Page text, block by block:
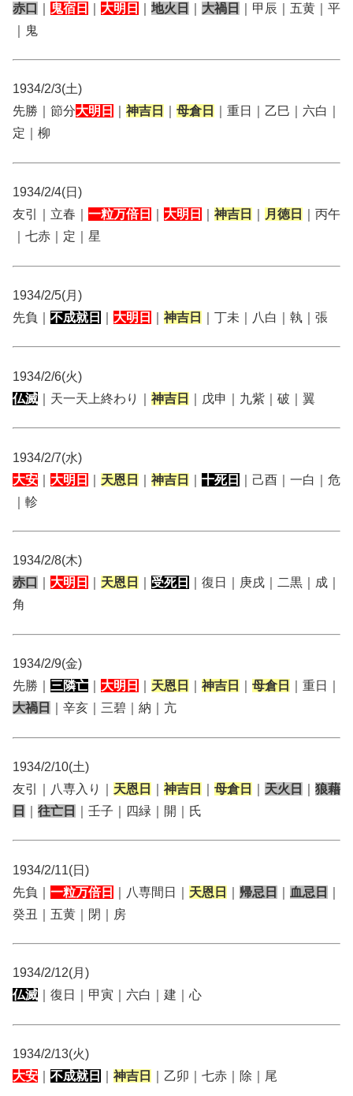
赤口
鬼宿日 大明日 地火日 大禍日
｜甲辰｜五黄｜平
｜鬼
1934/2/3(土)
先勝｜節分大明日 神吉日 母倉日
｜重日｜乙巳｜六白｜
定｜柳
1934/2/4(日)
友引｜立春｜ 一粒万倍日 大明日 神吉日 月徳日
｜丙午
｜七赤｜定｜星
1934/2/5(月)
先負｜ 不成就日 大明日 神吉日 ｜丁未｜八白｜執｜張
1934/2/6(火)
仏滅 ｜天一天上終わり｜ 神吉日 ｜戊申｜九紫｜破｜翼
1934/2/7(水)
大安
大明日 天恩日 神吉日 十死日
｜己酉｜一白｜危
｜軫
1934/2/8(木)
赤口
大明日 天恩日 受死日
｜復日｜庚戌｜二黒｜成｜
角
1934/2/9(金)
先勝｜ 三隣亡 大明日 天恩日 神吉日 母倉日
｜重日｜
大禍日
｜辛亥｜三碧｜納｜亢
1934/2/10(土)
友引｜八専入り｜ 天恩日 神吉日 母倉日 天火日
狼藉
日
往亡日 ｜壬子｜四緑｜開｜氏
1934/2/11(日)
先負｜ 一粒万倍日 ｜八専間日｜ 天恩日 帰忌日 血忌日
癸丑｜五黄｜閉｜房
1934/2/12(月)
仏滅 ｜復日｜甲寅｜六白｜建｜心
1934/2/13(火)
大安
不成就日 神吉日 ｜乙卯｜七赤｜除｜尾